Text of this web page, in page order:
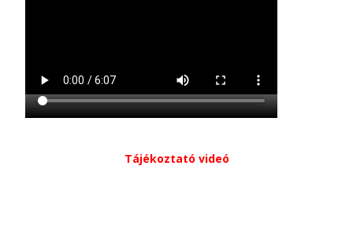
Tájékoztató videó